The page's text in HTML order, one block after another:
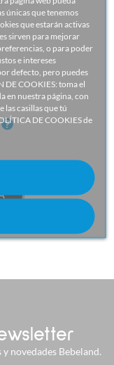
únicas que tenemos
que estarán activas
sirven para mejorar
o para poder
e intereses
defecto, pero puedes
COOKIES: toma el
en nuestra página, con
las casillas que tú
DE COOKIES de
novedades Bebeland.